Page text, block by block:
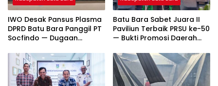
IWO Desak Pansus Plasma
DPRD Batu Bara Panggil PT
Socfindo — Dugaan
Mengemuka
Batu Bara Sabet Juara II
Paviliun Terbaik PRSU ke-50
— Bukti Promosi Daerah